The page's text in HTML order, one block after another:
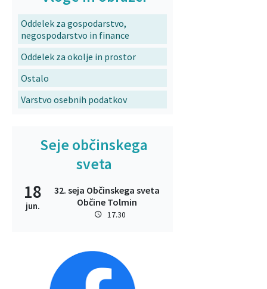
Oddelek za gospodarstvo,
negospodarstvo in finance
Oddelek za okolje in prostor
Ostalo
Varstvo osebnih podatkov
Seje občinskega
sveta
18
jun.
32. seja Občinskega sveta
Občine Tolmin
17.30